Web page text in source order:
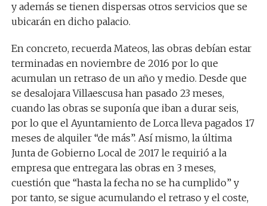
y además se tienen dispersas otros servicios que se
ubicarán en dicho palacio.
En concreto, recuerda Mateos, las obras debían estar
terminadas en noviembre de 2016 por lo que
acumulan un retraso de un año y medio. Desde que
se desalojara Villaescusa han pasado 23 meses,
cuando las obras se suponía que iban a durar seis,
por lo que el Ayuntamiento de Lorca lleva pagados 17
meses de alquiler “de más”. Así mismo, la última
Junta de Gobierno Local de 2017 le requirió a la
empresa que entregara las obras en 3 meses,
cuestión que “hasta la fecha no se ha cumplido” y
por tanto, se sigue acumulando el retraso y el coste,